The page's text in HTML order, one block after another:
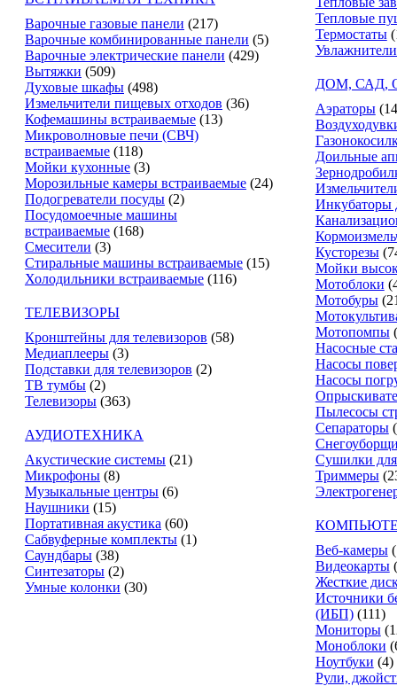
Варочные газовые панели (217)
Варочные комбинированные панели (5)
Варочные электрические панели (429)
Вытяжки (509)
Духовые шкафы (498)
Измельчители пищевых отходов (36)
Кофемашины встраиваемые (13)
Микроволновые печи (СВЧ)
встраиваемые (118)
Мойки кухонные (3)
Морозильные камеры встраиваемые (24)
Подогреватели посуды (2)
Посудомоечные машины
встраиваемые (168)
Смесители (3)
Стиральные машины встраиваемые (15)
Холодильники встраиваемые (116)
ТЕЛЕВИЗОРЫ
Кронштейны для телевизоров (58)
Медиаплееры (3)
Подставки для телевизоров (2)
ТВ тумбы (2)
Телевизоры (363)
АУДИОТЕХНИКА
Акустические системы (21)
Микрофоны (8)
Музыкальные центры (6)
Наушники (15)
Портативная акустика (60)
Сабвуферные комплекты (1)
Саундбары (38)
Синтезаторы (2)
Умные колонки (30)
Тепловые
Термостаты
ДОМ, САД,
Аэраторы
Доильные
Инкубаторы
Кусторезы
Мойки
Мотоблоки
Мотобуры
Мотопомпы
Насосные
Насосы
Насосы
Пылесосы
Сепараторы
Сушилки
Триммеры
Веб-камеры
Видеокарты
Жесткие
Источники
(ИБП) (111)
Мониторы
Моноблоки
Ноутбуки (4)
Рули,